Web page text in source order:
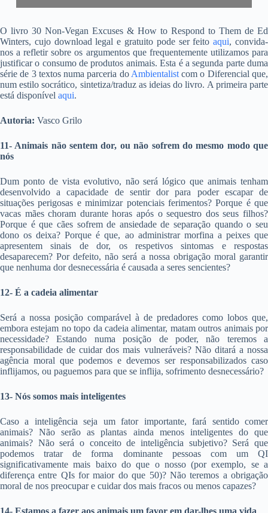
O livro 30 Non-Vegan Excuses & How to Respond to Them de Ed
Winters, cujo download legal e gratuito pode ser feitoaqui, convida-
nos a refletir sobre os argumentos que frequentemente utilizamos para
justificar o consumo de produtos animais. Esta é a segunda parte duma
série de 3 textos numa parceria do Ambientalistcom o Diferencial que,
num estilo socrático, sintetiza/traduz as ideias do livro. A primeira parte
está disponível aqui.
Autoria: Vasco Grilo
11- Animais não sentem dor, ou não sofrem do mesmo modo que
nós
Dum ponto de vista evolutivo, não será lógico que animais tenham
desenvolvido a capacidade de sentir dor para poder escapar de
situações perigosas e minimizar potenciais ferimentos? Porque é que
vacas mães choram durante horas após o sequestro dos seus filhos?
Porque é que cães sofrem de ansiedade de separação quando o seu
dono os deixa? Porque é que, ao administrar morfina a peixes que
apresentem sinais de dor, os respetivos sintomas e respostas
desaparecem? Por defeito, não será a nossa obrigação moral garantir
que nenhuma dor desnecessária é causada a seres sencientes?
12- É a cadeia alimentar
Será a nossa posição comparável à de predadores como lobos que,
embora estejam no topo da cadeia alimentar, matam outros animais por
necessidade? Estando numa posição de poder, não teremos a
responsabilidade de cuidar dos mais vulneráveis? Não ditará a nossa
agência moral que podemos e devemos ser responsabilizados caso
inflijamos, ou paguemos para que se inflija, sofrimento desnecessário?
13- Nós somos mais inteligentes
Caso a inteligência seja um fator importante, fará sentido comer
animais? Não serão as plantas ainda menos inteligentes do que
animais? Não será o conceito de inteligência subjetivo? Será que
podemos tratar de forma dominante pessoas com um QI
significativamente mais baixo do que o nosso (por exemplo, se a
diferença entre QIs for maior do que 50)? Não teremos a obrigação
moral de nos preocupar e cuidar dos mais fracos ou menos capazes?